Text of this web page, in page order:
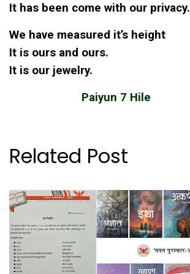
It has been come with our privacy.
We have measured it’s height
It is ours and ours.
It is our jewelry.
Paiyun 7 Hile
Related Post